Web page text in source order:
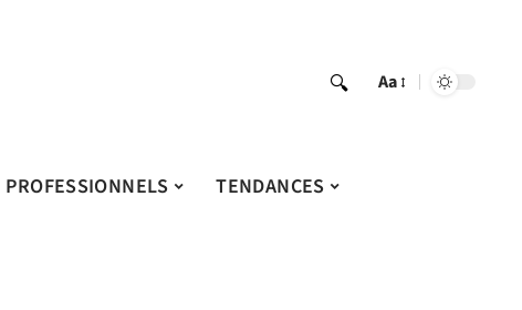
Aa
PROFESSIONNELS TENDANCES